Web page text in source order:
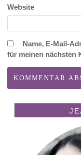
Website
Name, E-Mail-
für meinen nächsten